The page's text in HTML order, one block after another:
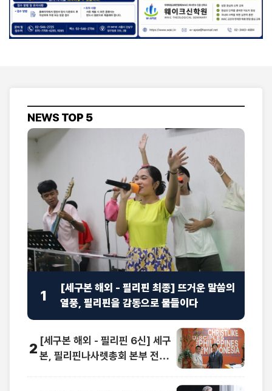
NEWS TOP 5
1
[세구본 해외 - 필리핀 최종] 뜨거운 말씀의
열풍, 필리핀을 감동으로 물들이다
2 [세구본 해외 - 필리핀 6신] 세구
본, 필리핀나사렛총회 본부 전격